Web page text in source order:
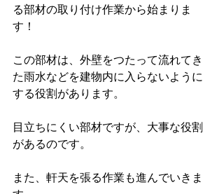
る部材の取り付け作業から始まりま
す！
この部材は、外壁をつたって流れてき
た雨水などを建物内に入らないように
する役割があります。
目立ちにくい部材ですが、大事な役割
があるのです。
また、軒天を張る作業も進んでいきま